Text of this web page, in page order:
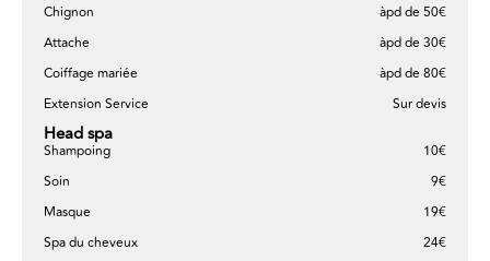
Chignon
àpd de 50€
Attache
àpd de 30€
Coiffage mariée
àpd de 80€
Extension Service
Sur devis
Head spa
Shampoing
10€
Soin
9€
Masque
19€
Spa du cheveux
24€